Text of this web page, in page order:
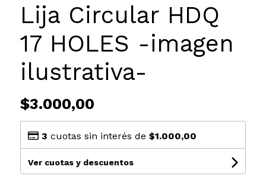
Lija Circular HDQ
17 HOLES -imagen
ilustrativa-
$3.000,00
3 cuotas sin interés de $1.000,00
Ver cuotas y descuentos